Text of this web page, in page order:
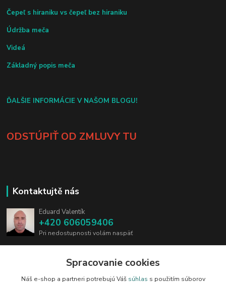
Čepeľ s hiraniku vs čepeľ bez hiraniku
Údržba meča
Videá
Základný popis meča
ĎALŠIE INFORMÁCIE V NAŠOM BLOGU!
ODSTÚPIŤ OD ZMLUVY TU
Kontaktujtě nás
Eduard Valentík
+420 606059406
Pri nedostupnosti volám naspäť
Spracovanie cookies
Náš e-shop a partneri potrebujú Váš súhlas s použitím súborov